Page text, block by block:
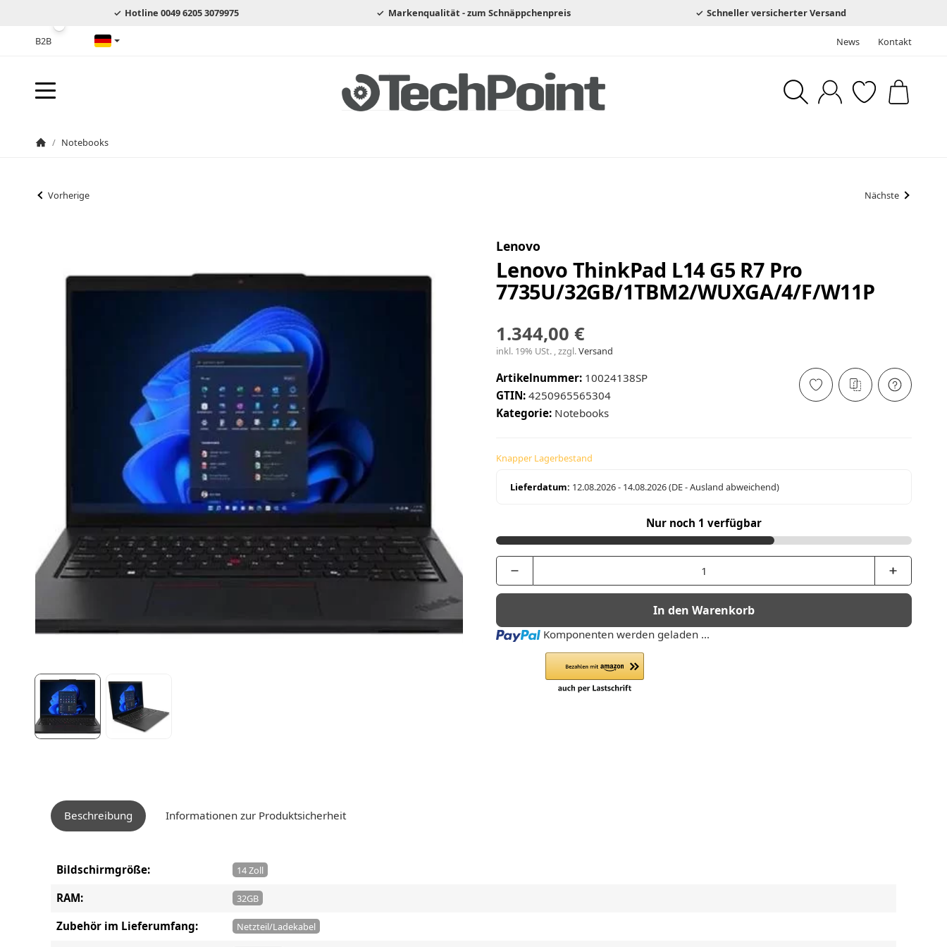
Hotline 0049 6205 3079975 Markenqualität - zum Schnäppchenpreis Schneller versicherter Versand
B2B Deutsch News Kontakt
/ Notebooks
Vorherige Nächste
Lenovo
Lenovo ThinkPad L14 G5 R7 Pro
7735U/32GB/1TBM2/WUXGA/4/F/W11P
1.344,00 €
inkl. 19% USt. , zzgl.Versand
Artikelnummer: 10024138SP
GTIN: 4250965565304
Kategorie: Notebooks
Knapper Lagerbestand
Lieferdatum: 12.08.2026 - 14.08.2026(DE - Ausland abweichend)
Nur noch 1 verfügbar
In den Warenkorb
Loading... Komponenten werden geladen ...
Beschreibung Informationen zur Produktsicherheit
Bildschirmgröße: 14 Zoll
RAM: 32GB
Zubehör im Lieferumfang: Netzteil/Ladekabel